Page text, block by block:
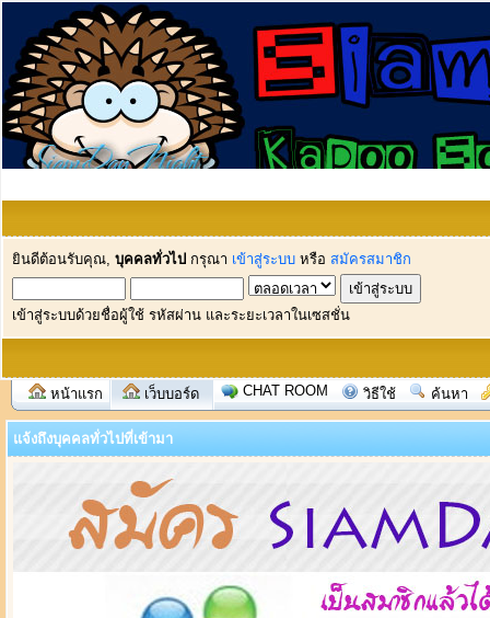
ยินดีต้อนรับคุณ, บุคคลทั่วไป กรุณา เข้าสู่ระบบ หรือ สมัครสมาชิก
เข้าสู่ระบบด้วยชื่อผู้ใช้ รหัสผ่าน และระยะเวลาในเซสชั่น
หน้าแรก เว็บบอร์ด CHAT ROOM วิธีใช้ ค้นหา
แจ้งถึงบุคคลทั่วไปที่เข้ามา